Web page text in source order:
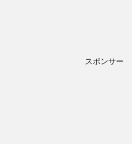
スポンサー